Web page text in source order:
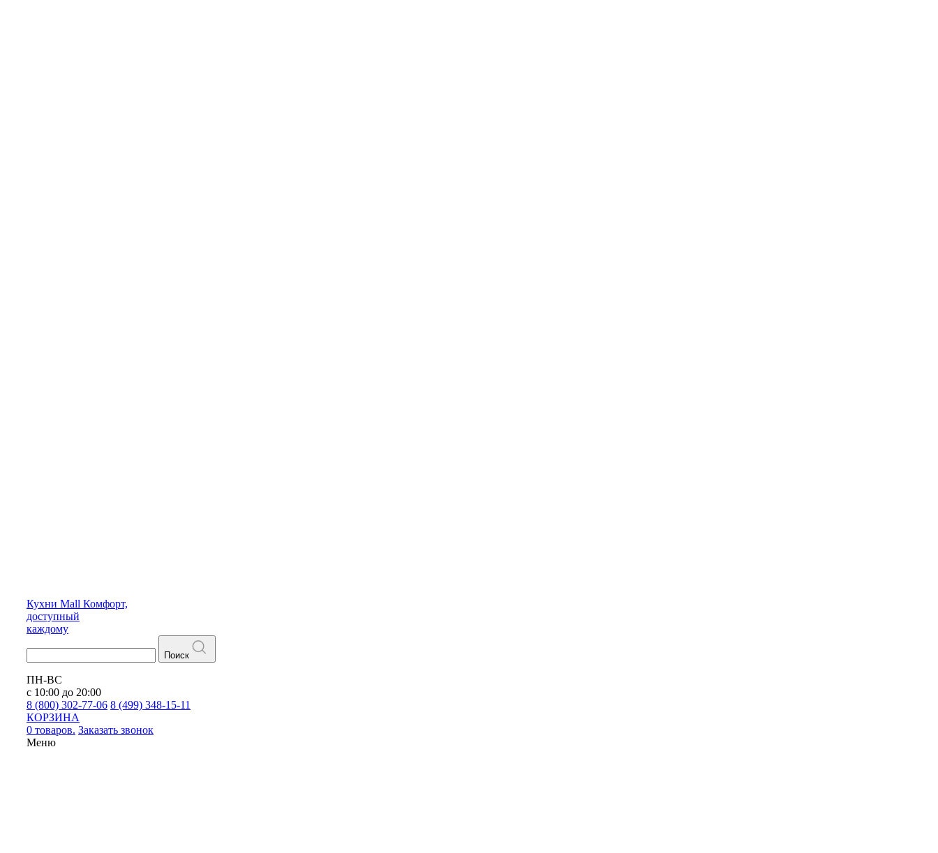
Кухни Mall Комфорт,
доступный
каждому
Поиск
ПН-ВС
с 10:00 до 20:00
8 (800) 302-77-06 8 (499) 348-15-11
КОРЗИНА
0 товаров. Заказать звонок
Меню